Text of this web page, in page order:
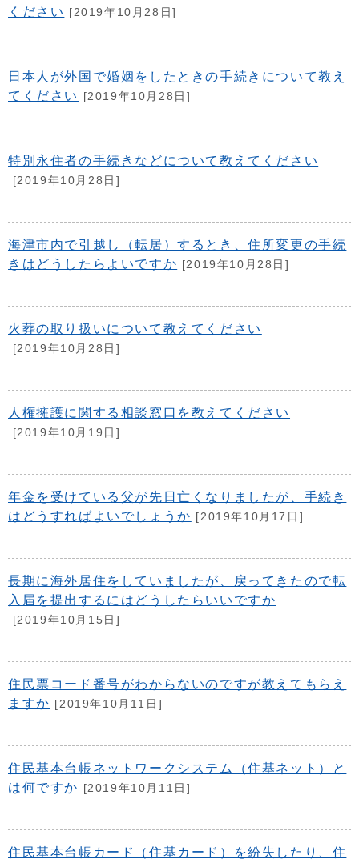
ください [2019年10月28日]
日本人が外国で婚姻をしたときの手続きについて教え
てください
[2019年10月28日]
特別永住者の手続きなどについて教えてください
[2019年10月28日]
海津市内で引越し（転居）するとき、住所変更の手続
きはどうしたらよいですか [2019年10月28日]
火葬の取り扱いについて教えてください
[2019年10月28日]
人権擁護に関する相談窓口を教えてください
[2019年10月19日]
年金を受けている父が先日亡くなりましたが、手続き
はどうすればよいでしょうか [2019年10月17日]
長期に海外居住をしていましたが、戻ってきたので転
入届を提出するにはどうしたらいいですか
[2019年10月15日]
住民票コード番号がわからないのですが教えてもらえ
ますか [2019年10月11日]
住民基本台帳ネットワークシステム（住基ネット）と
は何ですか [2019年10月11日]
住民基本台帳カード（住基カード）を紛失したり、住